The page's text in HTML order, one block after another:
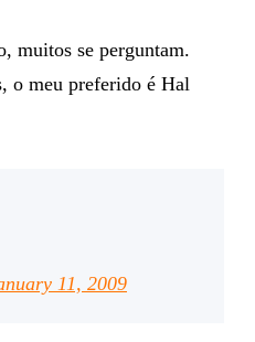
muitos se perguntam.
o meu preferido é Hal
11, 2009